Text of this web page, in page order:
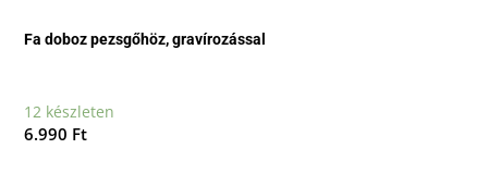
Fa doboz pezsgőhöz, gravírozással
12 készleten
6.990 Ft